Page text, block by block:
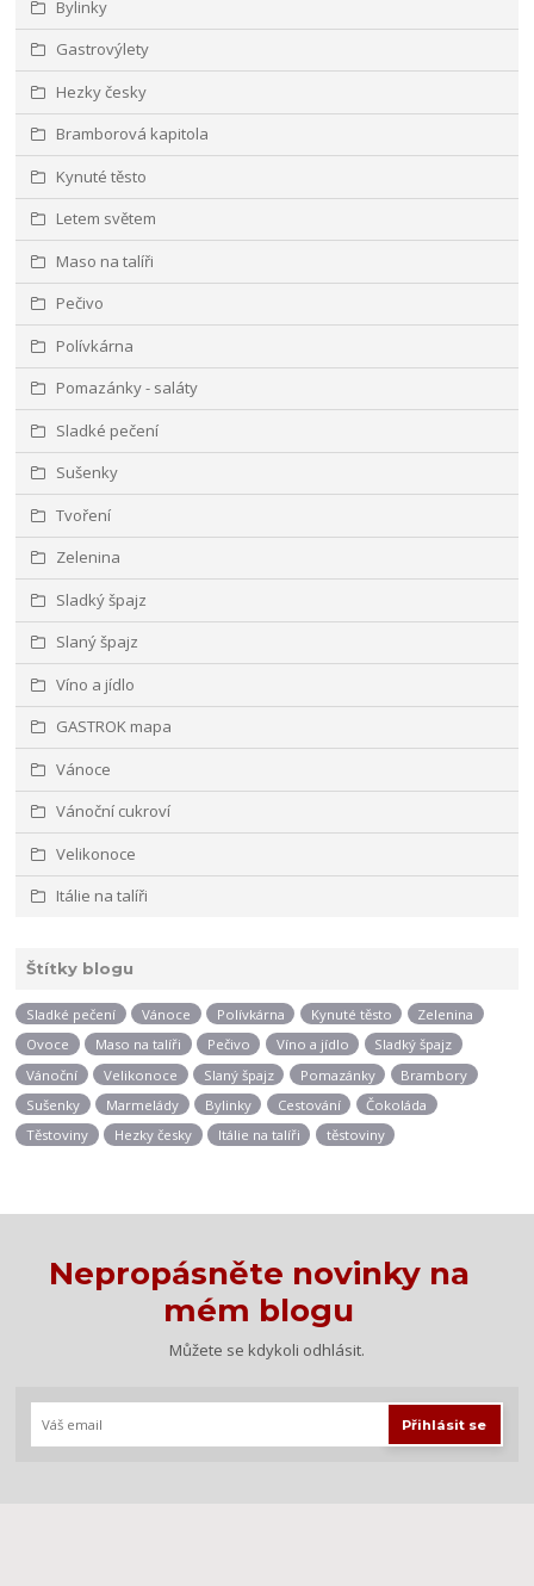
Bylinky
Gastrovýlety
Hezky česky
Bramborová kapitola
Kynuté těsto
Letem světem
Maso na talíři
Pečivo
Polívkárna
Pomazánky - saláty
Sladké pečení
Sušenky
Tvoření
Zelenina
Sladký špajz
Slaný špajz
Víno a jídlo
GASTROK mapa
Vánoce
Vánoční cukroví
Velikonoce
Itálie na talíři
Štítky blogu
Sladké pečení Vánoce Polívkárna Kynuté těsto
Zelenina
Ovoce
Maso na talíři Pečivo Víno a jídlo
Sladký špajz
Vánoční
Velikonoce Slaný špajz Pomazánky
Brambory
Sušenky
Marmelády Bylinky Cestování
Čokoláda
Těstoviny
Hezky česky Itálie na talíři těstoviny
Nepropásněte novinky na
mém blogu
Můžete se kdykoli odhlásit.
Přihlásit se